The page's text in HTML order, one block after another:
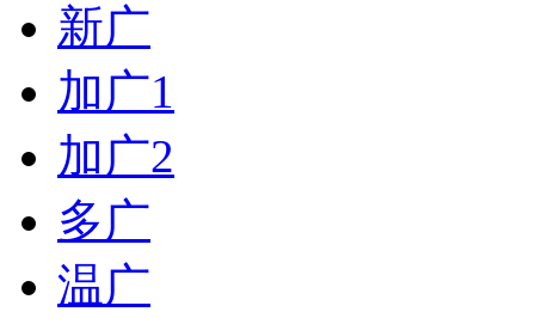
新广
加广1
加广2
多广
温广